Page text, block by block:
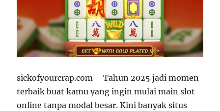
sickofyourcrap.com – Tahun 2025 jadi momen
terbaik buat kamu yang ingin mulai main slot
online tanpa modal besar. Kini banyak situs